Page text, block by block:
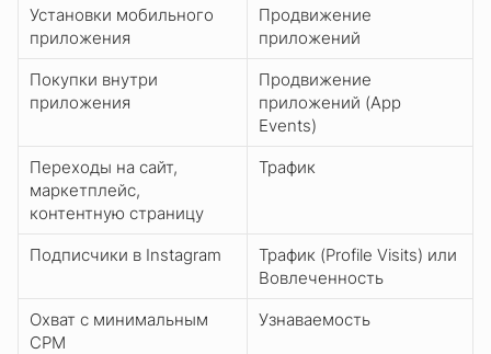
Установки мобильного
приложения
Продвижение
приложений
Покупки внутри
приложения
Продвижение
приложений (App
Events)
Переходы на сайт,
маркетплейс,
контентную страницу
Трафик
Подписчики в Instagram
Трафик (Profile Visits) или
Вовлеченность
Охват с минимальным
CPM
Узнаваемость